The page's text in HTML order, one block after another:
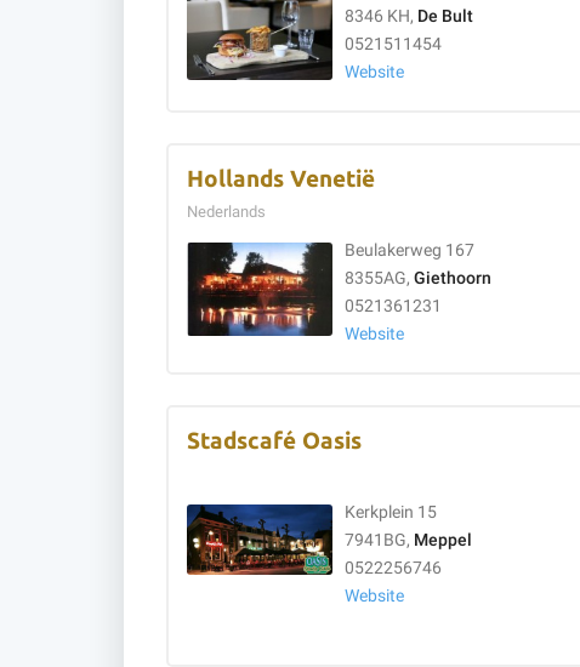
8346 KH, De Bult
0521511454
Website
Hollands Venetië
Nederlands
Beulakerweg 167
8355AG, Giethoorn
0521361231
Website
Stadscafé Oasis
Kerkplein 15
7941BG, Meppel
0522256746
Website